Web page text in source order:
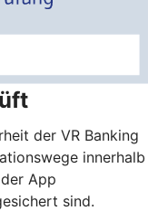
der VR Banking
innerhalb
App
sind.